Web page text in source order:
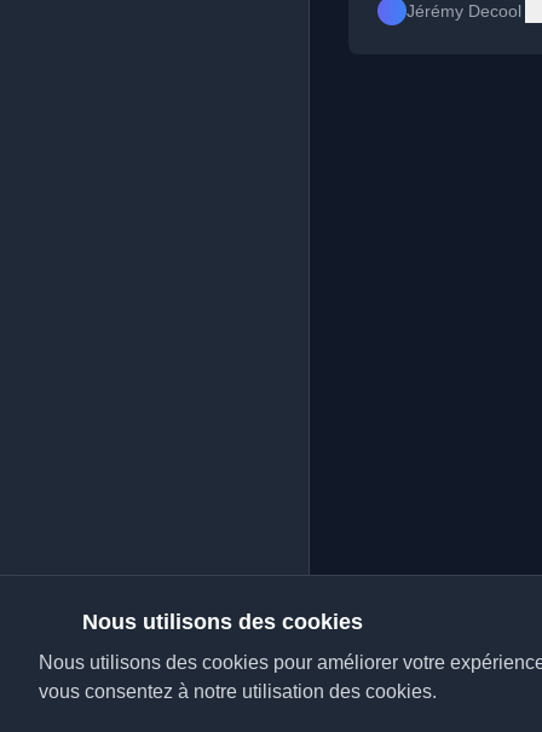
Jérémy Decool
Nous utilisons des cookies
Nous utilisons des cookies pour améliorer votre
vous consentez à notre utilisation des cookies.